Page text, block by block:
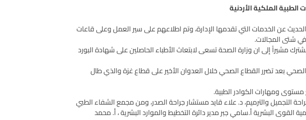
الملكية الأردنية
عن الخدمات التي تقدمها الإدارة، وتم اطلاعهم على سير العمل وعلى قاعات
في شتى المجالات.
مشيراً إلى ان وزارة الصحة تسعى لابتعاث الأطباء الحاصلين على شهادة البورد
الصحي بعد تضرر القطاع الصحي خلال العدوان الأخير على قطاع غزة والذي طال
مستوى ومهارات الكوادر الطبية.
التجميل والترميم، د. علاء قايد مستشار جراحة الصدر، ومن مجمع الشفاء الطبي
القوى البشرية أ.سامي جبر مدير دائرة التخطيط والموارد البشرية ، أ. محمد